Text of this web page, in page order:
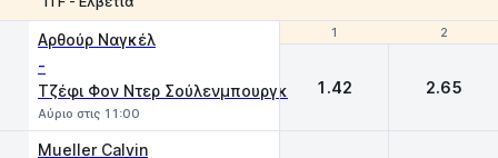
1 2
Αρθούρ Ναγκέλ
-
Τζέφι Φον Ντερ Σούλενμπουργκ
Αύριο στις 11:00
1 2
1.42 2.65
Mueller Calvin